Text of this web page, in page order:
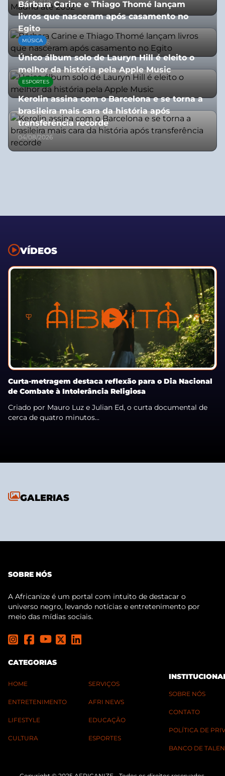
Bárbara Carine e Thiago Thomé lançam
livros que nasceram após casamento no
Egito
10/07/2026
MÚSICA
Único álbum solo de Lauryn Hill é eleito o
melhor da história pela Apple Music
06/08/2026
ESPORTES
Kerolin assina com o Barcelona e se torna a
brasileira mais cara da história após
transferência recorde
04/08/2026
VÍDEOS
Curta-metragem destaca reflexão para o Dia Nacional
de Combate à Intolerância Religiosa
Criado por Mauro Luz e Julian Ed, o curta documental de
cerca de quatro minutos...
GALERIAS
SOBRE NÓS
A Africanize é um portal com intuito de destacar o
universo negro, levando notícias e entretenimento por
meio das mídias sociais.
CATEGORIAS
HOME
ENTRETENIMENTO
LIFESTYLE
CULTURA
SERVIÇOS
AFRI NEWS
EDUCAÇÃO
ESPORTES
SOBRE NÓS
CONTATO
POLÍTICA DE
BANCO DE